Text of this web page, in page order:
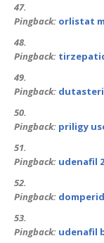
Pingback: orlistat
Pingback:
Pingback:
Pingback: priligy
Pingback: udenafil
Pingback:
Pingback: udenafil